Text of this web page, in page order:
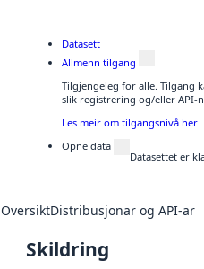
Datasett
Allmenn tilgang
Tilgjengeleg for alle. Tilgang
slik registrering og/eller API-
Les meir om tilgangsnivå her
Opne data
Datasettet er
OversiktDistribusjonar og API-ar
Skildring